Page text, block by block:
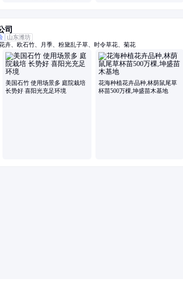
司
山东潍坊
卉、欧石竹、月季、粉黛乱子草、时令草花、菊花
美国石竹 使用场景多 庭院栽培
长势好 喜阳光充足环境
花海种植花卉品种,林荫鼠尾草
杯苗500万棵,坤盛苗木基地